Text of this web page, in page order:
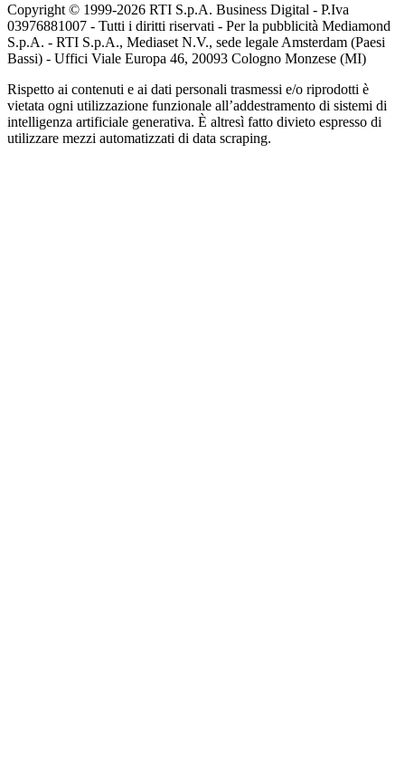
Copyright © 1999-2026 RTI S.p.A. Business Digital - P.Iva
03976881007 - Tutti i diritti riservati - Per la pubblicità Mediamond
S.p.A. - RTI S.p.A., Mediaset N.V., sede legale Amsterdam (Paesi
Bassi) - Uffici Viale Europa 46, 20093 Cologno Monzese (MI)
Rispetto ai contenuti e ai dati personali trasmessi e/o riprodotti è
vietata ogni utilizzazione funzionale all’addestramento di sistemi di
intelligenza artificiale generativa. È altresì fatto divieto espresso di
utilizzare mezzi automatizzati di data scraping.